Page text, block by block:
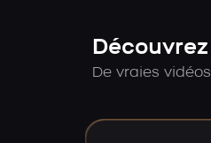
De vraies